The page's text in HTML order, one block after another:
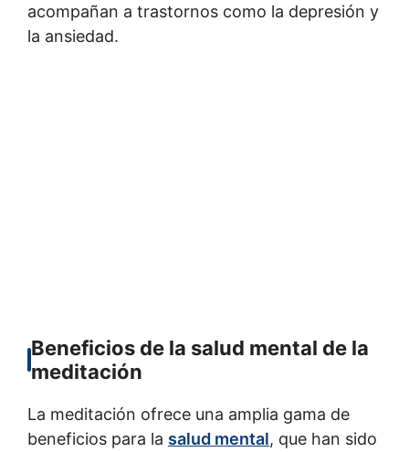
acompañan a trastornos como la depresión y
la ansiedad.
Beneficios de la salud mental de la
meditación
La meditación ofrece una amplia gama de
beneficios para la salud mental, que han sido